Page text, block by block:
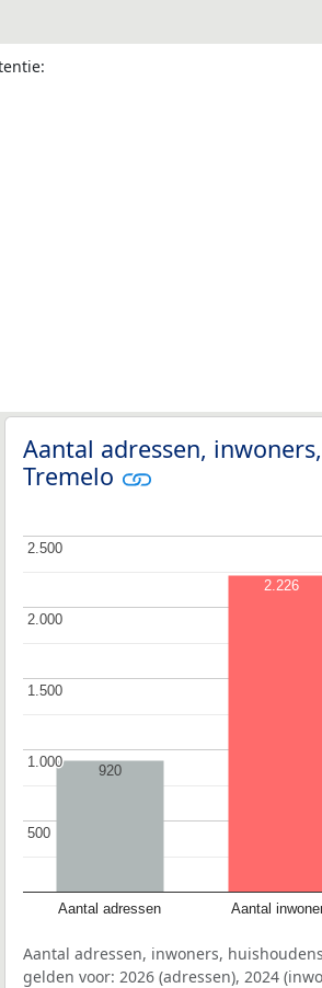
Aantal adressen,
Tremelo
Aantal adressen Aantal
500
500
1.000
1.000
1.500
1.500
2.000
2.000
2.500
2.500
920
2.226
Aantal adressen, inwoners,
gelden voor: 2026 (adressen), 2024